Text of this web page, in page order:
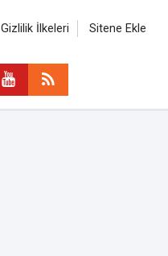
Gizlilik İlkeleri Sitene Ekle